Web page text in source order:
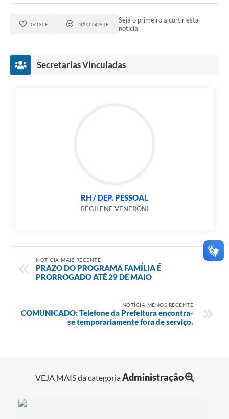
GOSTEI NÃO GOSTEI
Seja o primeiro a curtir esta
notícia.
Secretarias Vinculadas
RH / DEP. PESSOAL
REGILENE VENERONI
NOTÍCIA MAIS RECENTE
PRAZO DO PROGRAMA FAMÍLIA É
PRORROGADO ATÉ 29 DE MAIO
NOTÍCIA MENOS RECENTE
COMUNICADO: Telefone da Prefeitura encontra-
se temporariamente fora de serviço.
VEJA MAIS da categoriaAdministração